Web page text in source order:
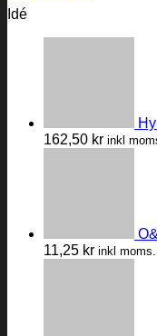
Idé
162,50 kr inkl
11,25 kr inkl moms.